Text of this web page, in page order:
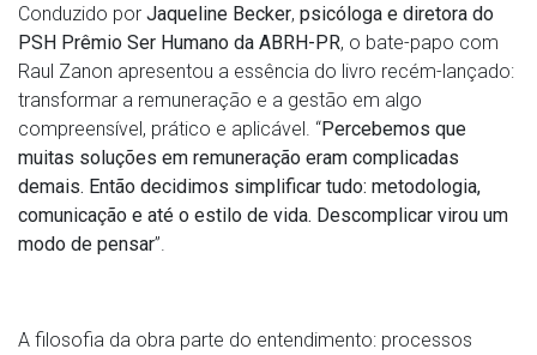
Conduzido por Jaqueline Becker, psicóloga e diretora do
PSH Prêmio Ser Humano da ABRH-PR, o bate-papo com
Raul Zanon apresentou a essência do livro recém-lançado:
transformar a remuneração e a gestão em algo
compreensível, prático e aplicável. “Percebemos que
muitas soluções em remuneração eram complicadas
demais. Então decidimos simplificar tudo: metodologia,
comunicação e até o estilo de vida. Descomplicar virou um
modo de pensar”.
A filosofia da obra parte do entendimento: processos